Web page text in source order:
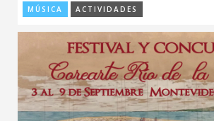
MÚSICA ACTIVIDADES